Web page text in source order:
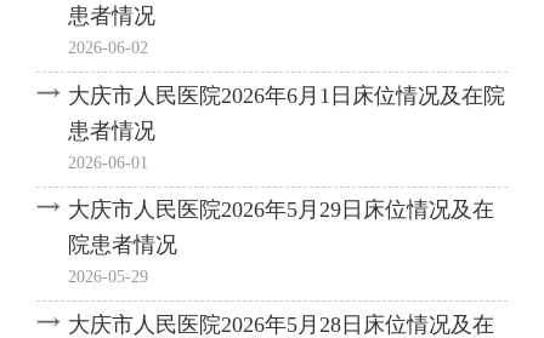
患者情况
2026-06-02
大庆市人民医院2026年6月1日床位情况及在院
患者情况
2026-06-01
大庆市人民医院2026年5月29日床位情况及在
院患者情况
2026-05-29
大庆市人民医院2026年5月28日床位情况及在